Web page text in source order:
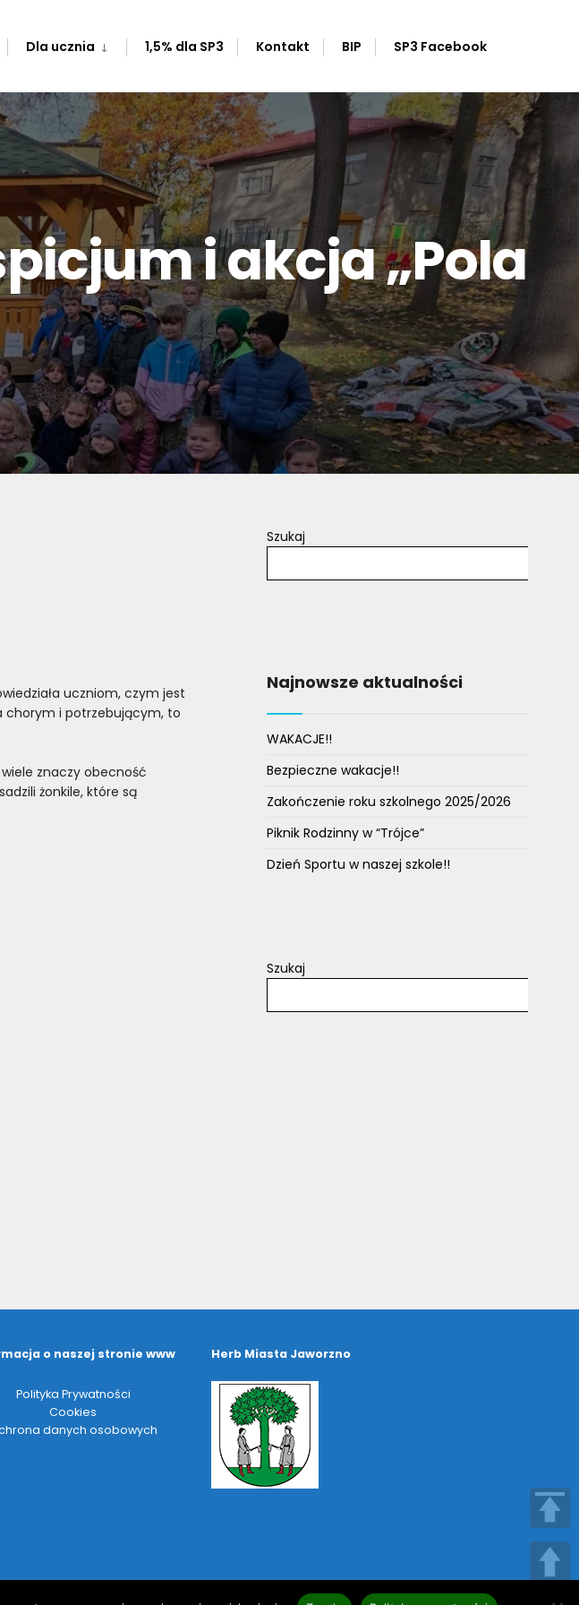
Dla ucznia 1,5% dla SP3 Kontakt BIP SP3 Facebook
i akcja „Pola
uczniom, czym jest
chorym i potrzebującym, to
znaczy obecność
żonkile, które są
Szukaj
Najnowsze aktualności
WAKACJE!!
Bezpieczne wakacje!!
Zakończenie roku szkolnego 2025/2026
Piknik Rodzinny w “Trójce”
Dzień Sportu w naszej szkole!!
Szukaj
o naszej stronie www
Polityka Prywatności
Cookies
danych osobowych
Herb Miasta Jaworzno
nr 3